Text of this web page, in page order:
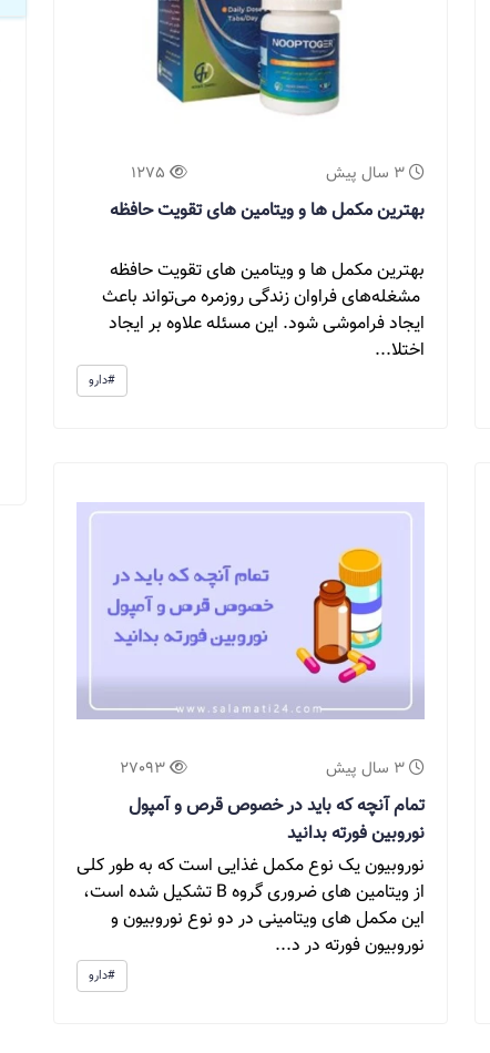
3 سال پیش 1275
بهترین مکمل ها و ویتامین های تقویت حافظه
بهترین مکمل ها و ویتامین های تقویت حافظه
مشغله‌های فراوان زندگی روزمره می‌تواند باعث
ایجاد فراموشی شود. این مسئله علاوه بر ایجاد
اختلا...
#دارو
3 سال پیش 27093
تمام آنچه که باید در خصوص قرص و آمپول
نوروبین فورته بدانید
نوروبیون یک نوع مکمل غذایی است که به طور کلی
از ویتامین های ضروری گروه B تشکیل شده است،
این مکمل های ویتامینی در دو نوع نوروبیون و
نوروبیون فورته در د...
#دارو